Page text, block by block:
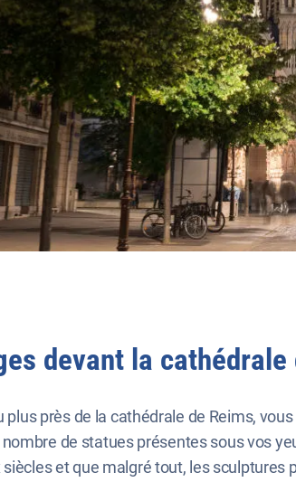
devant la cathédrale
près de la cathédrale de Reims,
de statues présentes sous vos
siècles et que malgré tout, les